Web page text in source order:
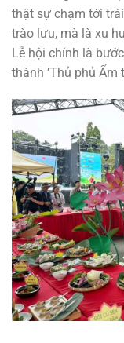
thật sự chạm tới
trào lưu, mà là xu
Lễ hội chính là
thành ‘Thủ phủ Ẩm